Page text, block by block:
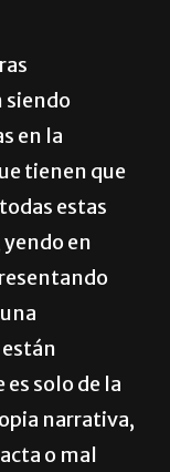
siendo
en la
tienen que
estas
en
solo de la
narrativa,
o mal